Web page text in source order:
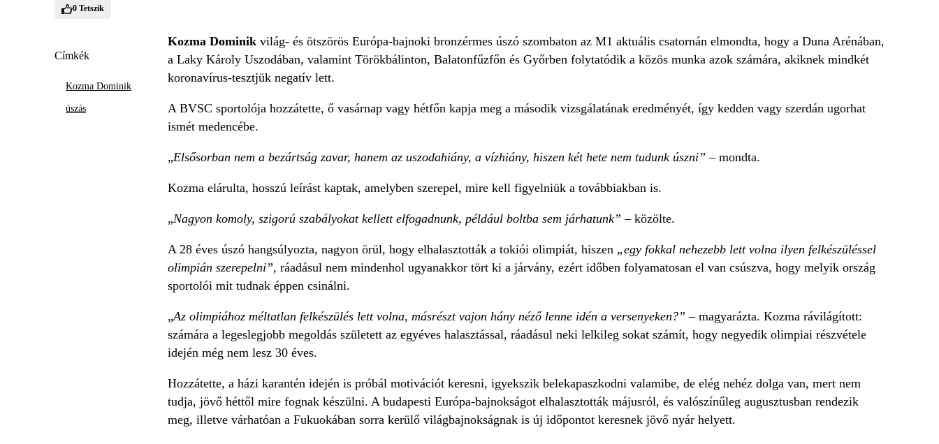
0 Tetszik
Címkék
Kozma Dominik
úszás
Kozma Dominik világ- és ötszörös Európa-bajnoki bronzérmes úszó szombaton az M1 aktuális csatornán elmondta, hogy a Duna Arénában,
a Laky Károly Uszodában, valamint Törökbálinton, Balatonfűzfőn és Győrben folytatódik a közös munka azok számára, akiknek mindkét
koronavírus-tesztjük negatív lett.
A BVSC sportolója hozzátette, ő vasárnap vagy hétfőn kapja meg a második vizsgálatának eredményét, így kedden vagy szerdán ugorhat
ismét medencébe.
„Elsősorban nem a bezártság zavar, hanem az uszodahiány, a vízhiány, hiszen két hete nem tudunk úszni”– mondta.
Kozma elárulta, hosszú leírást kaptak, amelyben szerepel, mire kell figyelniük a továbbiakban is.
„Nagyon komoly, szigorú szabályokat kellett elfogadnunk, például boltba sem járhatunk” – közölte.
A 28 éves úszó hangsúlyozta, nagyon örül, hogy elhalasztották a tokiói olimpiát, hiszen „egy fokkal nehezebb lett volna ilyen felkészüléssel
olimpián szerepelni”, ráadásul nem mindenhol ugyanakkor tört ki a járvány, ezért időben folyamatosan el van csúszva, hogy melyik ország
sportolói mit tudnak éppen csinálni.
„Az olimpiához méltatlan felkészülés lett volna, másrészt vajon hány néző lenne idén a versenyeken?” – magyarázta. Kozma rávilágított:
számára a legeslegjobb megoldás született az egyéves halasztással, ráadásul neki lelkileg sokat számít, hogy negyedik olimpiai részvétele
idején még nem lesz 30 éves.
Hozzátette, a házi karantén idején is próbál motivációt keresni, igyekszik belekapaszkodni valamibe, de elég nehéz dolga van, mert nem
tudja, jövő héttől mire fognak készülni. A budapesti Európa-bajnokságot elhalasztották májusról, és valószínűleg augusztusban rendezik
meg, illetve várhatóan a Fukuokában sorra kerülő világbajnokságnak is új időpontot keresnek jövő nyár helyett.